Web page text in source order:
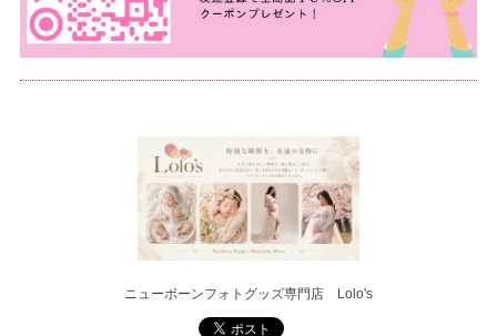
ニューボーンフォトグッズ専門店 Lolo's